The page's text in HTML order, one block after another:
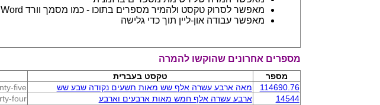
מאפשר לסרוק טקסט ולהמיר מספרים בתוכו - כמו מסמך וורד Word או גליון נתוני אקסל Excel
מאפשר עבודה און-ליין תוך כדי גלישה
מספרים אחרונים שהוקשו להמרה
מספר טקסט בעברית
114690.76
מאה ארבע עשרה אלף שש מאות תשעים נקודה שבע שש
five
14544
ארבע עשרה אלף חמש מאות ארבעים וארבע
four